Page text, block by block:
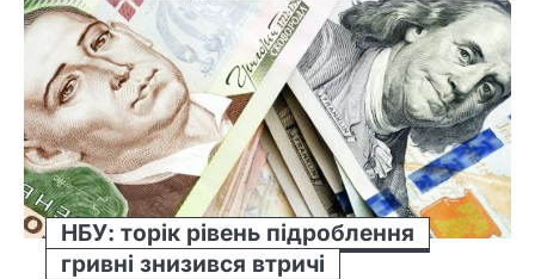
НБУ: торік рівень підроблення
гривні знизився втричі